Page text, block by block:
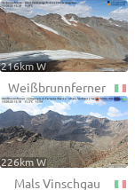
216km W
Weißbrunnferner
226km W
Mals Vinschgau